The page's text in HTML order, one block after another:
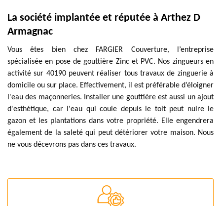
La société implantée et réputée à Arthez D
Armagnac
Vous êtes bien chez FARGIER Couverture, l’entreprise
spécialisée en pose de gouttière Zinc et PVC. Nos zingueurs en
activité sur 40190 peuvent réaliser tous travaux de zinguerie à
domicile ou sur place. Effectivement, il est préférable d’éloigner
l'eau des maçonneries. Installer une gouttière est aussi un ajout
d'esthétique, car l'eau qui coule depuis le toit peut nuire le
gazon et les plantations dans votre propriété. Elle engendrera
également de la saleté qui peut détériorer votre maison. Nous
ne vous décevrons pas dans ces travaux.